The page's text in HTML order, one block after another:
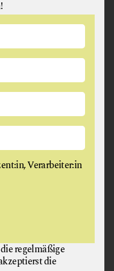
Verarbeiter:in
regelmäßige
die